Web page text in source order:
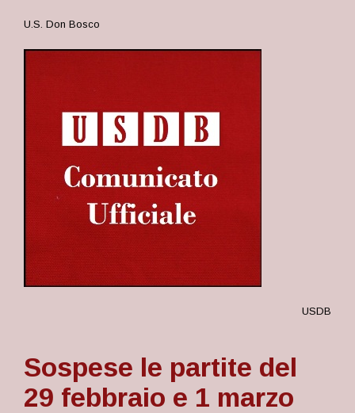
U.S. Don Bosco
USDB
Sospese le partite del
29 febbraio e 1 marzo